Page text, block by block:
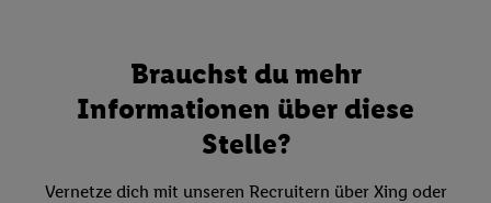
Brauchst du mehr
Informationen über diese
Stelle?
Vernetze dich mit unseren Recruitern über Xing oder